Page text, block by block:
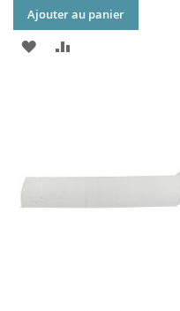
Ajouter au panier
AJOUTER